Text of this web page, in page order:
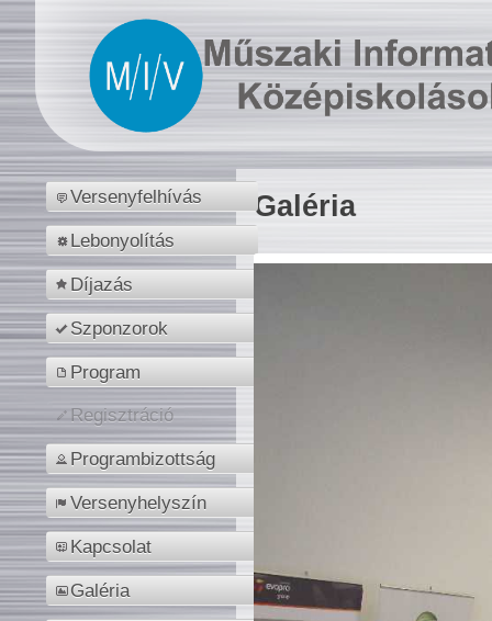
Versenyfelhívás
Lebonyolítás
Díjazás
Szponzorok
Program
Regisztráció
Programbizottság
Versenyhelyszín
Kapcsolat
Galéria
Galéria